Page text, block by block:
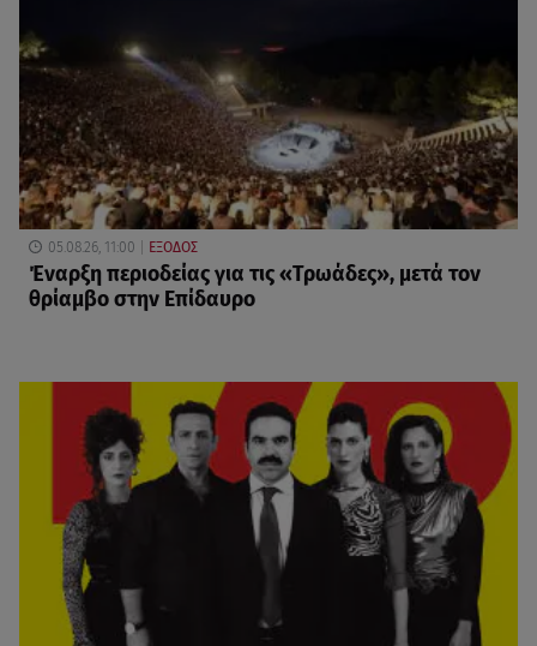
05.08.26, 11:00 ΕΞΟΔΟΣ
Έναρξη περιοδείας για τις «Τρωάδες», μετά τον
θρίαμβο στην Επίδαυρο